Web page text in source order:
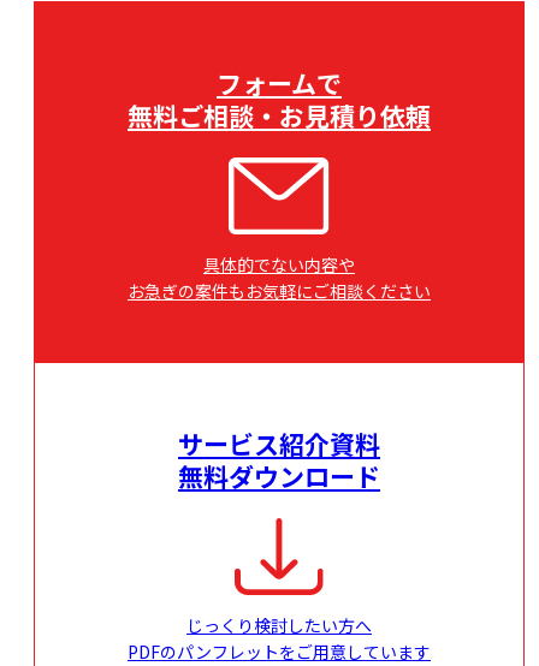
フォームで
無料ご相談・お見積り依頼
具体的でない内容や
お急ぎの案件もお気軽にご相談ください
サービス紹介資料
無料ダウンロード
じっくり検討したい方へ
PDFのパンフレットをご用意しています